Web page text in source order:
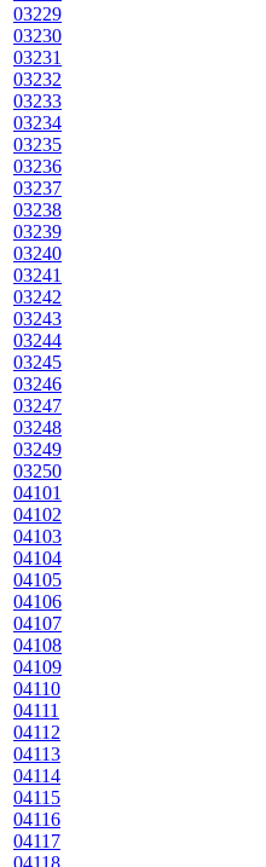
03229
03230
03231
03232
03233
03234
03235
03236
03237
03238
03239
03240
03241
03242
03243
03244
03245
03246
03247
03248
03249
03250
04101
04102
04103
04104
04105
04106
04107
04108
04109
04110
04111
04112
04113
04114
04115
04116
04117
04118